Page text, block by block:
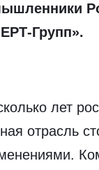
Групп».
лет
отрасль